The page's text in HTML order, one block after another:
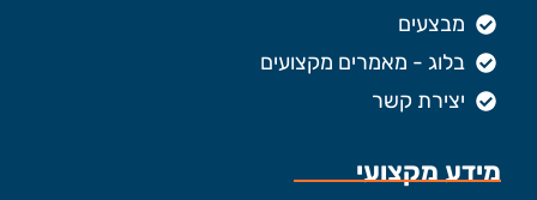
מבצעים
בלוג - מאמרים מקצועים
יצירת קשר
מידע מקצועי